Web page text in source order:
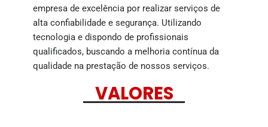
empresa de excelência por realizar serviços de
alta confiabilidade e segurança. Utilizando
tecnologia e dispondo de profissionais
qualificados, buscando a melhoria contínua da
qualidade na prestação de nossos serviços.
VALORES